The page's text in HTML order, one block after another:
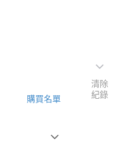
購買名單
清除
紀錄